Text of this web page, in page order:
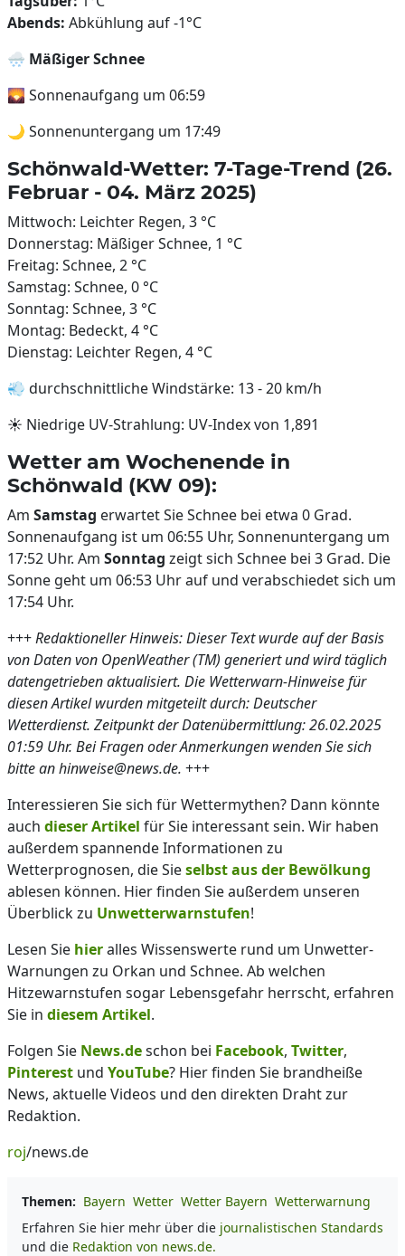
Abends: Abkühlung auf -1°C
🌨️ Mäßiger Schnee
🌄 Sonnenaufgang um 06:59
🌙 Sonnenuntergang um 17:49
Schönwald-Wetter: 7-Tage-Trend (26.
Februar - 04. März 2025)
Mittwoch: Leichter Regen, 3 °C
Donnerstag: Mäßiger Schnee, 1 °C
Freitag: Schnee, 2 °C
Samstag: Schnee, 0 °C
Sonntag: Schnee, 3 °C
Montag: Bedeckt, 4 °C
Dienstag: Leichter Regen, 4 °C
💨 durchschnittliche Windstärke: 13 - 20 km/h
☀️ Niedrige UV-Strahlung: UV-Index von 1,891
Wetter am Wochenende in
Schönwald (KW 09):
Am Samstag erwartet Sie Schnee bei etwa 0 Grad.
Sonnenaufgang ist um 06:55 Uhr, Sonnenuntergang um
17:52 Uhr. Am Sonntag zeigt sich Schnee bei 3 Grad. Die
Sonne geht um 06:53 Uhr auf und verabschiedet sich um
17:54 Uhr.
+++Redaktioneller Hinweis: Dieser Text wurde auf der Basis
von Daten von OpenWeather (TM) generiert und wird täglich
datengetrieben aktualisiert. Die Wetterwarn-Hinweise für
diesen Artikel wurden mitgeteilt durch: Deutscher
Wetterdienst. Zeitpunkt der Datenübermittlung: 26.02.2025
01:59 Uhr. Bei Fragen oder Anmerkungen wenden Sie sich
bitte an hinweise@news.de. +++
Interessieren Sie sich für Wettermythen? Dann könnte
auch dieser Artikel für Sie interessant sein. Wir haben
außerdem spannende Informationen zu
Wetterprognosen, die Sieselbst aus der Bewölkung
ablesen können. Hier finden Sie außerdem unseren
Überblick zu Unwetterwarnstufen!
Lesen Sie hieralles Wissenswerte rund um Unwetter-
Warnungen zu Orkan und Schnee. Ab welchen
Hitzewarnstufen sogar Lebensgefahr herrscht, erfahren
Sie in diesem Artikel.
Folgen Sie News.deschon bei Facebook, Twitter,
Pinterest und YouTube? Hier finden Sie brandheiße
News, aktuelle Videos und den direkten Draht zur
Redaktion.
roj/news.de
Themen: Bayern Wetter Wetter Bayern Wetterwarnung
Erfahren Sie hier mehr über die journalistischen Standards
und die Redaktion von news.de.